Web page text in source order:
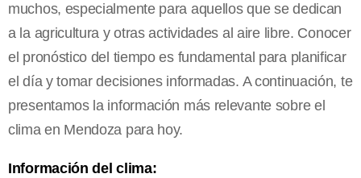
muchos, especialmente para aquellos que se dedican
a la agricultura y otras actividades al aire libre. Conocer
el pronóstico del tiempo es fundamental para planificar
el día y tomar decisiones informadas. A continuación, te
presentamos la información más relevante sobre el
clima en Mendoza para hoy.
Información del clima: